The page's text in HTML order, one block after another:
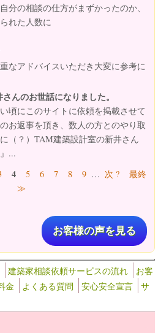
分の相談の仕方がまずかったのか、
れた人数に
なアドバイスいただき大変に参考に
んのお世話になりました。
頃にこのサイトに依頼を掲載させて
お返事を頂き、数人の方とのやり取
（？）TAM建築設計室の新井さん
...
4 5 6 7 8 9 … 次 ?
最終
≫
お客様の声を見る
建築家相談依頼サービスの流れ
お客
金 よくある質問 安心安全宣言
サ